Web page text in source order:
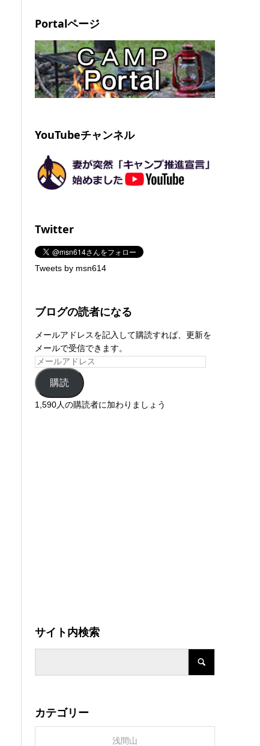
Portalページ
YouTubeチャンネル
Twitter
Tweets by msn614
ブログの読者になる
メールアドレスを記入して購読すれば、更新を
メールで受信できます。
購読
1,590人の購読者に加わりましょう
サイト内検索
カテゴリー
浅間山